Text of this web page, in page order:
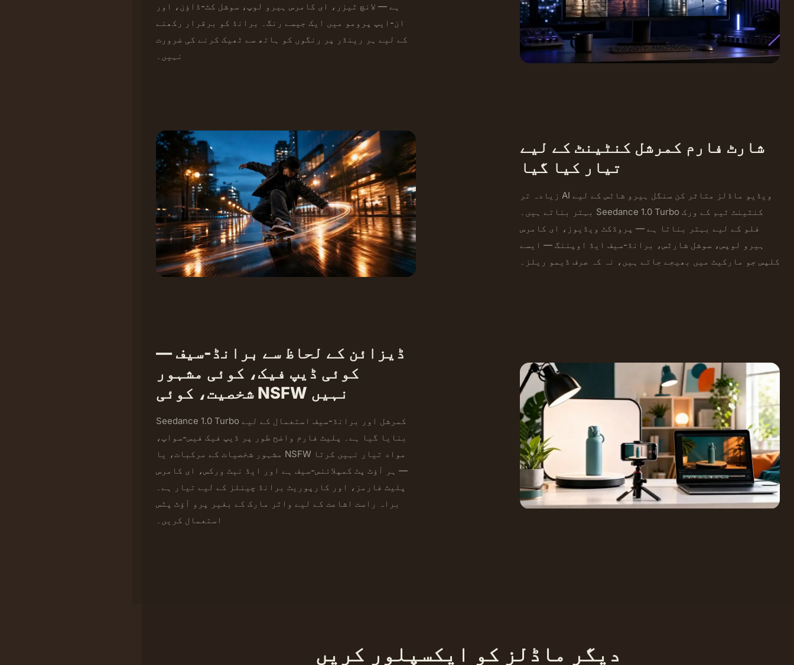
ہے — لانچ ٹیزر، ای کامرس ہیرو لوپ، سوشل کٹ-ڈاؤن، اور
ان-ایپ پرومو میں ایک جیسے رنگ۔ برانڈ کو برقرار رکھنے
کے لیے ہر رینڈر پر رنگوں کو ہاتھ سے ٹھیک کرنے کی ضرورت
نہیں۔
شارٹ فارم کمرشل کنٹینٹ کے لیے
تیار کیا گیا
زیادہ تر AI ویڈیو ماڈلز متاثر کن سنگل ہیرو شاٹس کے لیے
بہتر بناتے ہیں۔ Seedance 1.0 Turbo کنٹینٹ ٹیم کے ورک
فلو کے لیے بہتر بناتا ہے — پروڈکٹ ویڈیوز، ای کامرس
ہیرو لوپس، سوشل شارٹس، برانڈ-سیف ایڈ اوپننگ — ایسے
کلپس جو مارکیٹ میں بھیجے جاتے ہیں، نہ کہ صرف ڈیمو ریلز۔
ڈیزائن کے لحاظ سے برانڈ-سیف —
کوئی ڈیپ فیک، کوئی مشہور
شخصیت، کوئی NSFW نہیں
Seedance 1.0 Turbo کمرشل اور برانڈ-سیف استعمال کے لیے
بنایا گیا ہے۔ پلیٹ فارم واضح طور پر ڈیپ فیک فیس-سواپ،
مشہور شخصیات کے مرکبات، یا NSFW مواد تیار نہیں کرتا
— ہر آؤٹ پٹ کمپلائنس-سیف ہے اور ایڈ نیٹ ورکس، ای کامرس
پلیٹ فارمز، اور کارپوریٹ برانڈ چینلز کے لیے تیار ہے۔
براہ راست اشاعت کے لیے واٹر مارک کے بغیر پرو آؤٹ پٹس
استعمال کریں۔
دیگر ماڈلز کو ایکسپلور کریں